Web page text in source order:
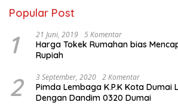
Popular Post
1 21 Juni, 2019 5 Komentar
Harga Tokek Rumahan bias
Rupiah
2 3 September, 2020 2 Komentar
Pimda Lembaga K.P.K Kota Dumai
Dengan Dandim 0320 Dumai